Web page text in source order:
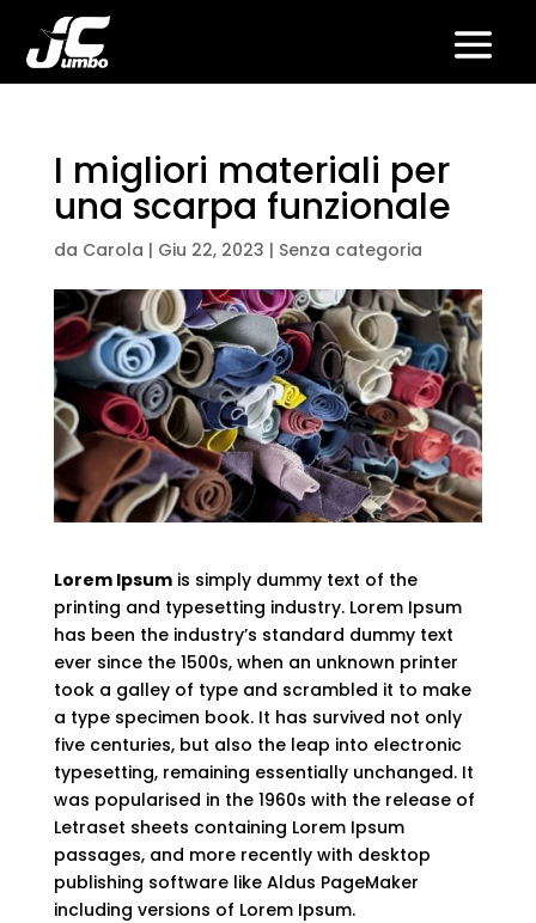
I migliori materiali per
una scarpa funzionale
da Carola | Giu 22, 2023 | Senza categoria
Lorem Ipsumis simply dummy text of the
printing and typesetting industry. Lorem Ipsum
has been the industry’s standard dummy text
ever since the 1500s, when an unknown printer
took a galley of type and scrambled it to make
a type specimen book. It has survived not only
five centuries, but also the leap into electronic
typesetting, remaining essentially unchanged. It
was popularised in the 1960s with the release of
Letraset sheets containing Lorem Ipsum
passages, and more recently with desktop
publishing software like Aldus PageMaker
including versions of Lorem Ipsum.